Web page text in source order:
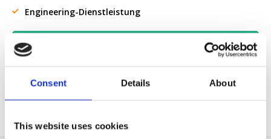
Consent Details About
This website uses cookies
Engineering-Dienstleistung
Chemische resistenz